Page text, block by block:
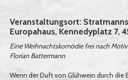
Anmelden
Veranstaltungsort:
Europahaus, Kennedyplatz 7,
Eine Weihnachtskomödie frei nach
Florian Battermann
Wenn der Duft von Glühwein durch die